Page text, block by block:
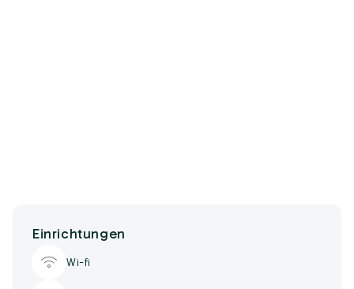
Einrichtungen
Wi-fi